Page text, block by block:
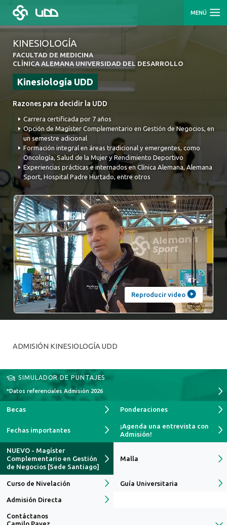
MENÚ
KINESIOLOGÍA
FACULTAD DE MEDICINA
CLÍNICA ALEMANA UNIVERSIDAD DEL DESARROLLO
Kinesiología UDD
Razones para decidir la UDD
Carrera certificada por 7 años
Opción de Magíster Complementario en Gestión de Negocios, en
un semestre adicional
Formación integral en áreas tradicional y emergentes, como
Oncología, Salud de la Mujer y Rendimiento Deportivo
Experiencias prácticas e internados en Clínica Alemana, Alemana
Sport, Hospital Padre Hurtado, entre otros
Reproducir video
ADMISIÓN KINESIOLOGÍA UDD
SIMULADOR DE PUNTAJES
*Datos referenciales Admisión 2026
Becas Ponderaciones
Fechas importantes
¡Agenda una entrevista con
Admisión!
NUEVO - Magíster
Complementario en Gestión
de Negocios [Sede Santiago]
Malla
Curso de Nivelación Guía Universitaria
Admisión Directa
Contáctanos